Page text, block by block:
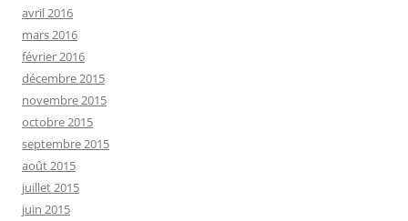
avril 2016
mars 2016
février 2016
décembre 2015
novembre 2015
octobre 2015
septembre 2015
août 2015
juillet 2015
juin 2015